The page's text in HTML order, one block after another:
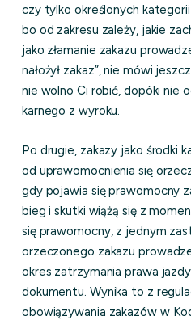
czy tylko określonych kategorii
bo od zakresu zależy, jakie
jako złamanie zakazu
nałożył zakaz”, nie mówi
nie wolno Ci robić, dopóki nie
karnego z wyroku.
Po drugie, zakazy jako środki
od uprawomocnienia się
gdy pojawia się prawomocny
bieg i skutki wiążą się z
się prawomocny, z jednym
orzeczonego zakazu
okres zatrzymania prawa
dokumentu. Wynika to z
obowiązywania zakazów w